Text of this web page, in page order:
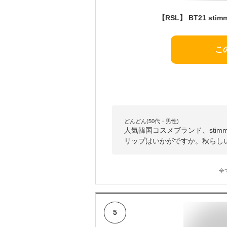
こ
どんどん(50代・男性)
人気韓国コスメブランド、
リップはいかがですか。秋ら
全
5